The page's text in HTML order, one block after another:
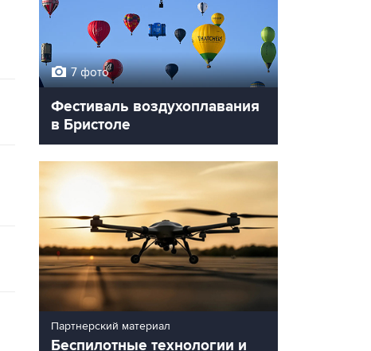
7 фото
Фестиваль воздухоплавания
в Бристоле
Партнерский материал
Беспилотные технологии и